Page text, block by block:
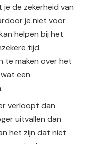
je de zekerheid van
je niet voor
helpen bij het
tijd.
te maken over het
een
verloopt dan
uitvallen dan
het zijn dat niet